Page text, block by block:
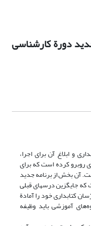
دورة کارشناسی
و ابلاغ آن برای اجرا،
روبرو کرده است که برای
آن بخش از برنامه جدید
جایگزین درسهای قبلی
آنها: 1. یا باید مدرّسان کتابداری خود را آمادة
گروه‌های آموزشی باید وظیفه